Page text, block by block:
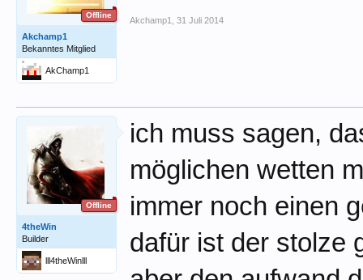
Offline
Akchamp1
Bekanntes Mitglied
AkChamp1
Akchamp1 31 Juli 2014
Offline
4theWin
Builder
lll4theWinlll
ich muss sagen,
möglichen wetten
immer noch einen
dafür ist der stolze